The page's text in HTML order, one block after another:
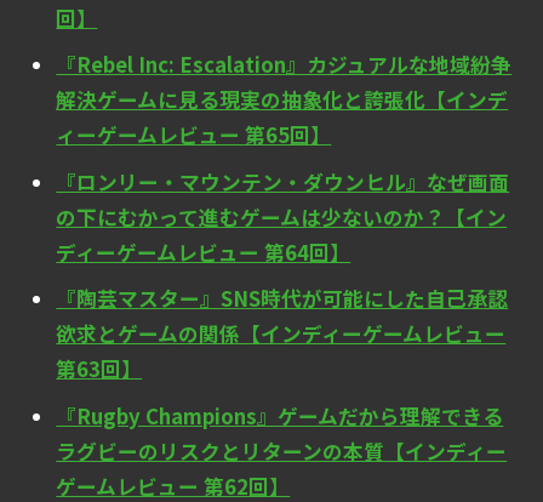
回】
『Rebel Inc: Escalation』カジュアルな地域紛争
解決ゲームに見る現実の抽象化と誇張化【インデ
ィーゲームレビュー 第65回】
『ロンリー・マウンテン・ダウンヒル』なぜ画面
の下にむかって進むゲームは少ないのか？【イン
ディーゲームレビュー 第64回】
『陶芸マスター』SNS時代が可能にした自己承認
欲求とゲームの関係【インディーゲームレビュー
第63回】
『Rugby Champions』ゲームだから理解できる
ラグビーのリスクとリターンの本質【インディー
ゲームレビュー 第62回】